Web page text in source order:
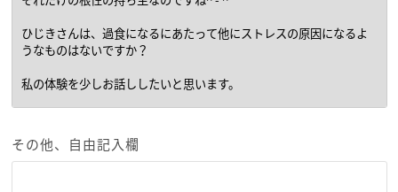
その他、自由記入欄